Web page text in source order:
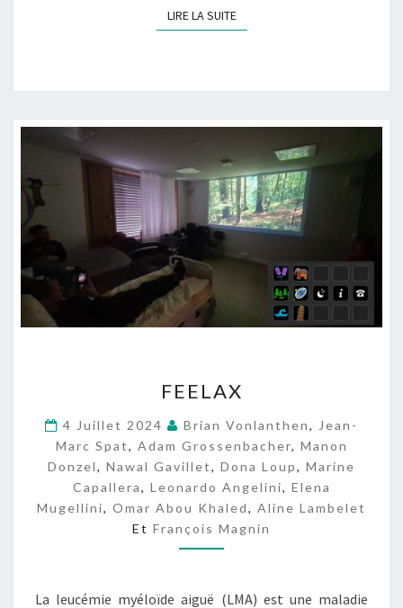
LIRE LA SUITELIRE LA SUITE
L
A
X
FEELAX
4 Juillet 2024 Brian Vonlanthen,
Jean-
Marc Spat, Adam Grossenbacher, Manon
Donzel, Nawal Gavillet, Dona Loup, Marine
Capallera, Leonardo Angelini, Elena
Mugellini, Omar Abou Khaled, Aline Lambelet
Et François Magnin
La leucémie myéloïde aiguë (LMA) est une maladie